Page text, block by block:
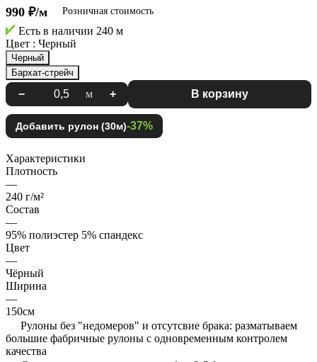
990 ₽/м Розничная стоимость
Есть в наличии 240 м
Цвет : Черный
Черный
Бархат-стрейч
− м + В корзину
Добавить рулон (30м)-37%
Характеристики
Плотность
—
240 г/м²
Состав
—
95% полиэстер 5% спандекс
Цвет
—
Чёрный
Ширина
—
150см
Рулоны без "недомеров" и отсутсвие брака: разматываем
большие фабричные рулоны с одновременным контролем
качества